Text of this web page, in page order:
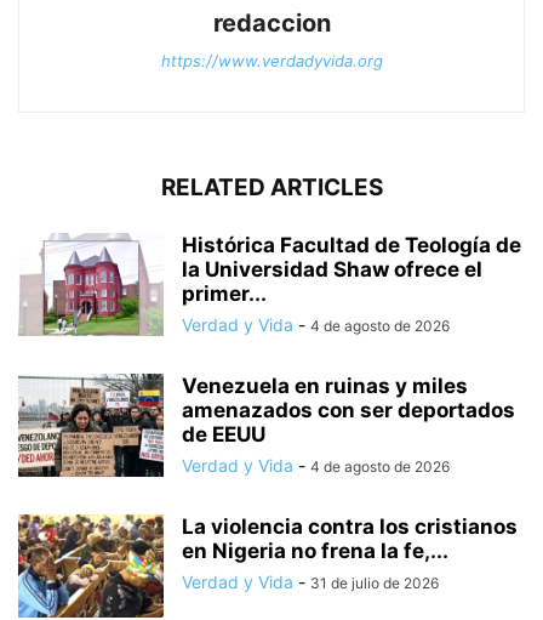
redaccion
https://www.verdadyvida.org
RELATED ARTICLES
Histórica Facultad de Teología de
la Universidad Shaw ofrece el
primer...
Verdad y Vida - 4 de agosto de 2026
Venezuela en ruinas y miles
amenazados con ser deportados
de EEUU
Verdad y Vida - 4 de agosto de 2026
La violencia contra los cristianos
en Nigeria no frena la fe,...
Verdad y Vida - 31 de julio de 2026